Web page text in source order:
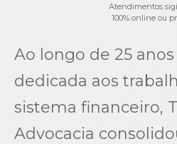
Atendimentos
100% online ou
Ao longo de 25
dedicada aos
sistema financeiro,
Advocacia